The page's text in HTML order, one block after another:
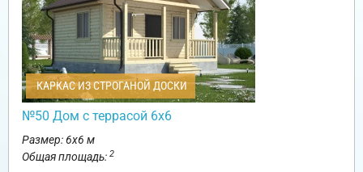
КАРКАС ИЗ СТРОГАНОЙ ДОСКИ
№50 Дом с террасой 6х6
Размер: 6х6 м
Общая площадь: 2